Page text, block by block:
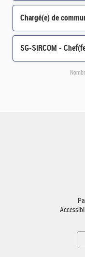
Chargé(e) de